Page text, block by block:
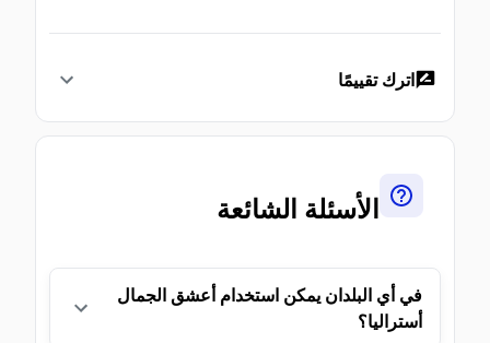
اترك تقييمًا
الأسئلة الشائعة
في أي البلدان يمكن استخدام أعشق الجمال
أستراليا؟